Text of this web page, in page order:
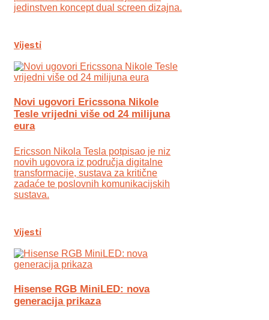
jedinstven koncept dual screen dizajna.
Vijesti
Novi ugovori Ericssona Nikole
Tesle vrijedni više od 24 milijuna
eura
Ericsson Nikola Tesla potpisao je niz
novih ugovora iz područja digitalne
transformacije, sustava za kritične
zadaće te poslovnih komunikacijskih
sustava.
Vijesti
Hisense RGB MiniLED: nova
generacija prikaza